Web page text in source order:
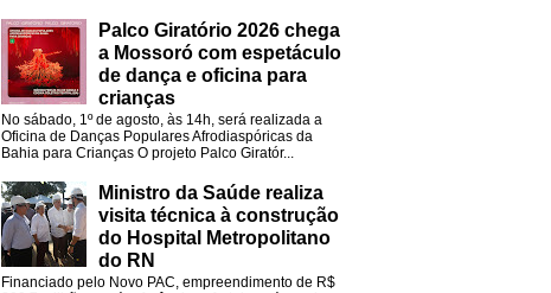
Palco Giratório 2026 chega
a Mossoró com espetáculo
de dança e oficina para
crianças
No sábado, 1º de agosto, às 14h, será realizada a
Oficina de Danças Populares Afrodiaspóricas da
Bahia para Crianças O projeto Palco Giratór...
Ministro da Saúde realiza
visita técnica à construção
do Hospital Metropolitano
do RN
Financiado pelo Novo PAC, empreendimento de R$